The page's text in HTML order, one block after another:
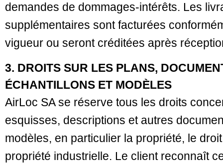
demandes de dommages-intérêts. Les
supplémentaires sont facturées
vigueur ou seront créditées après
3. DROITS SUR LES PLANS,
ÉCHANTILLONS ET MODÈLES
AirLoc SA se réserve tous les droits
esquisses, descriptions et autres
modèles, en particulier la propriété, le
propriété industrielle. Le client reconnaît